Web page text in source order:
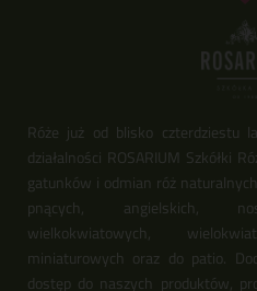
Róże już od blisko czterdziestu
działalności ROSARIUM Szkółki
gatunków i odmian róż
pnących, angielskich,
wielkokwiatowych,
miniaturowych oraz do patio.
dostęp do naszych produktów,